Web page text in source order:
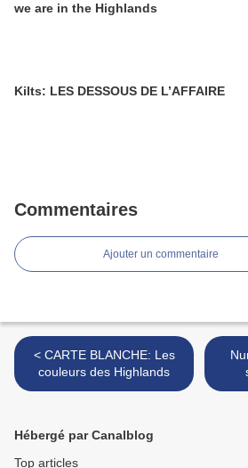
we are in the Highlands
Kilts: LES DESSOUS DE L’AFFAIRE
Commentaires
Ajouter un commentaire
< CARTE BLANCHE: Les
couleurs des Highlands
Hébergé par Canalblog
Top articles